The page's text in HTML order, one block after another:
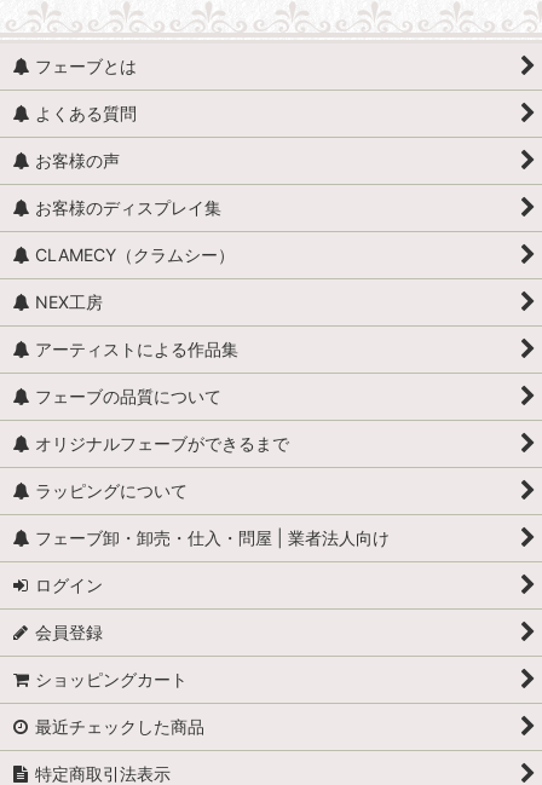
フェーブとは
よくある質問
お客様の声
お客様のディスプレイ集
CLAMECY（クラムシー）
NEX工房
アーティストによる作品集
フェーブの品質について
オリジナルフェーブができるまで
ラッピングについて
フェーブ卸・卸売・仕入・問屋 | 業者法人向け
ログイン
会員登録
ショッピングカート
最近チェックした商品
特定商取引法表示